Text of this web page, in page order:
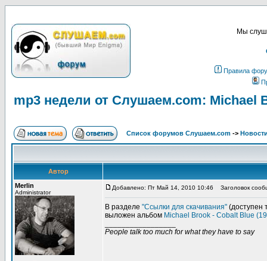
Мы
Правила
mp3 недели от Слушаем.com: Michael
Список форумов Слушаем.com ->
Автор
Merlin
Administrator
Добавлено: Пт Май 14, 2010 10:46 Заголовок
В разделе "Ссылки для скачивания" (доступен
выложен альбом Michael Brook - Cobalt Blue
People talk too much for what they have to say